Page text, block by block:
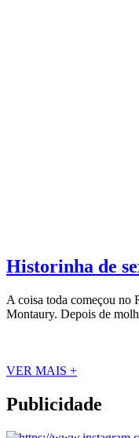
Historinha de
A coisa toda começou no
Montaury. Depois de
VER MAIS +
Publicidade